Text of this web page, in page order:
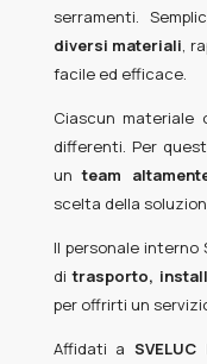
serramenti.
diversi materiali,
facile ed efficace.
Ciascun materiale
differenti. Per
unteam
scelta della
Il personale interno
ditrasporto,
per offrirti un
Affidati aSVELUC